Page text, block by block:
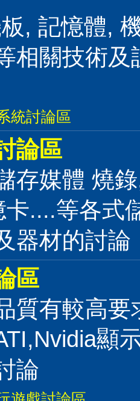
, 記憶體,
相關技術及
統討論區
論區
存媒體 燒
....等各式
器材的討論
區
質有較高要
顯
論